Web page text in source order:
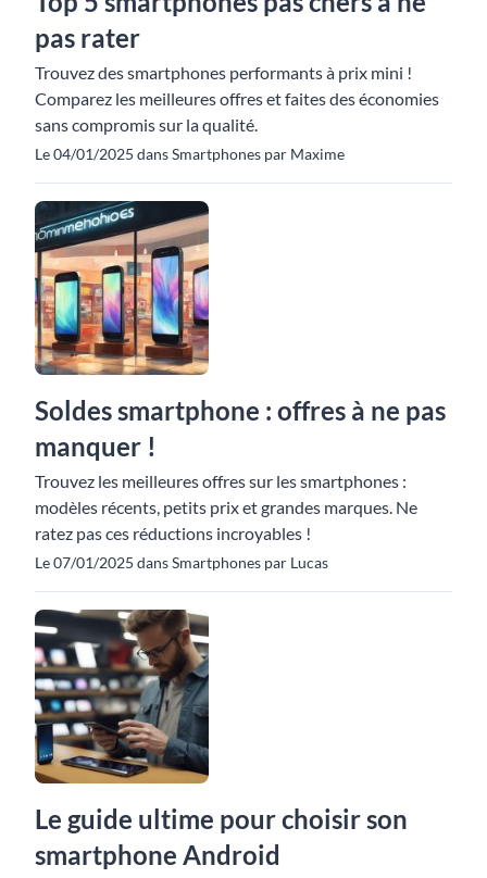
pas rater
Trouvez des smartphones performants à prix mini !
Comparez les meilleures offres et faites des économies
sans compromis sur la qualité.
Le 04/01/2025 dans Smartphones par Maxime
Soldes smartphone : offres à ne pas
manquer !
Trouvez les meilleures offres sur les smartphones :
modèles récents, petits prix et grandes marques. Ne
ratez pas ces réductions incroyables !
Le 07/01/2025 dans Smartphones par Lucas
Le guide ultime pour choisir son
smartphone Android